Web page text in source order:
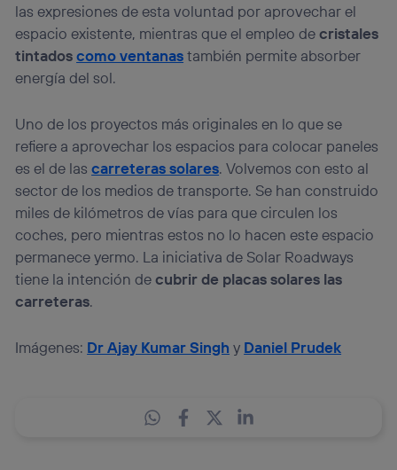
las expresiones de esta voluntad por aprovechar el
espacio existente, mientras que el empleo decristales
tintadoscomo ventanastambién permite absorber
energía del sol.
Uno de los proyectos más originales en lo que se
refiere a aprovechar los espacios para colocar paneles
es el de lascarreteras solares. Volvemos con esto al
sector de los medios de transporte. Se han construido
miles de kilómetros de vías para que circulen los
coches, pero mientras estos no lo hacen este espacio
permanece yermo. La iniciativa de Solar Roadways
tiene la intención decubrir de placas solares las
carreteras.
Imágenes: Dr Ajay Kumar Singh y Daniel Prudek